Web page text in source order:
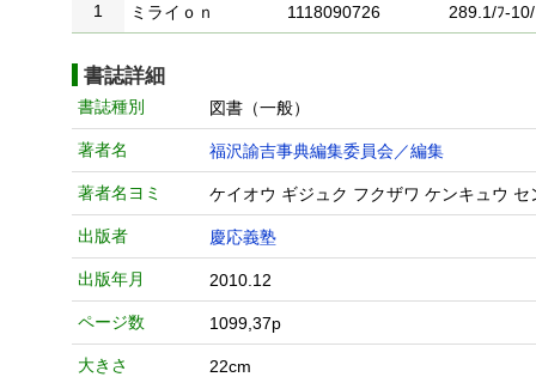
1 ミライｏｎ 1118090726 289.1/ﾌ-10/
書誌詳細
書誌種別 図書（一般）
著者名 福沢諭吉事典編集委員会／編集
著者名ヨミ ケイオウ ギジュク フクザワ ケンキュウ セ
出版者 慶応義塾
出版年月 2010.12
ページ数 1099,37p
大きさ 22cm